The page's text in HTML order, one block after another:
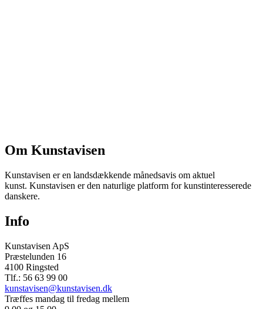
Om Kunstavisen
Kunstavisen er en landsdækkende månedsavis om aktuel
kunst. Kunstavisen er den naturlige platform for kunstinteresserede
danskere.
Info
Kunstavisen ApS
Præstelunden 16
4100 Ringsted
Tlf.: 56 63 99 00
kunstavisen@kunstavisen.dk
Træffes mandag til fredag mellem